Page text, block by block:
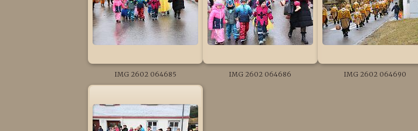
IMG 2602 064685 IMG 2602 064686 IMG 2602 064690